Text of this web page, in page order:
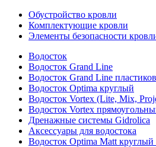
Обустройство кровли
Комплектующие кровли
Элементы безопасности
Водосток
Водосток Grand Line
Водосток Grand Line
Водосток Optima круглый
Водосток Vortex (Lite, Mix,
Водосток Vortex
Дренажные системы Gidrolica
Аксессуары для водостока
Водосток Optima Matt круглый